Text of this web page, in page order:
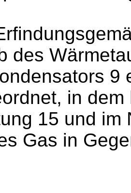
des
9
in
15 und im
Gas in